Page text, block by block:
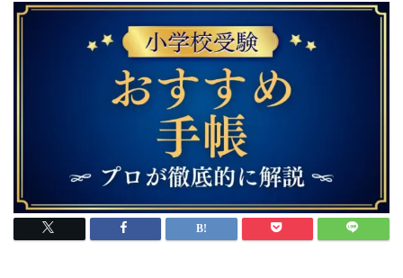
四天王寺小学校
四條畷学園小学校
城南学園小学校
城星学園小学校
香里ヌヴェール学院小学
校
大阪信愛学院小学校
大阪教育大学附属天王寺
小学校
大阪教育大学附属平野小